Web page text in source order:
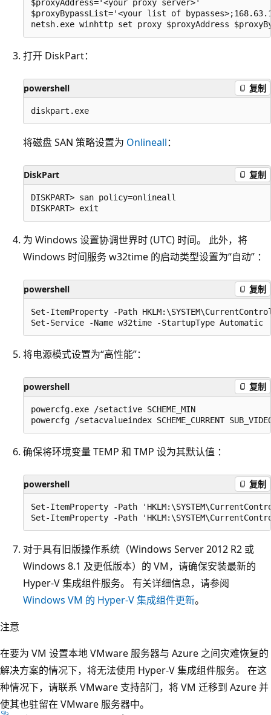
$proxyAddress='<your proxy server>'
$proxyBypassList='<your list of
打开 DiskPart：
powershell 复制
将磁盘 SAN 策略设置为 Onlineall：
DiskPart 复制
DISKPART> san policy=onlineall
为 Windows 设置协调世界时 (UTC) 时间。 此外，将
Windows 时间服务 w32time 的启动类型设置为“自动” ：
powershell 复制
Set-ItemProperty -Path
将电源模式设置为“高性能”：
powershell 复制
powercfg.exe /setactive SCHEME_MIN
确保将环境变量 TEMP 和 TMP 设为其默认值 ：
powershell 复制
Set-ItemProperty -Path
对于具有旧版操作系统（Windows Server 2012 R2 或
Windows 8.1 及更低版本）的 VM，请确保安装最新的
Hyper-V 集成组件服务。 有关详细信息，请参阅
Windows VM 的 Hyper-V 集成组件更新。
注意
在要为 VM 设置本地 VMware 服务器与 Azure 之间灾难恢复的
解决方案的情况下，将无法使用 Hyper-V 集成组件服务。 在这
种情况下，请联系 VMware 支持部门，将 VM 迁移到 Azure 并
使其也驻留在 VMware 服务器中。